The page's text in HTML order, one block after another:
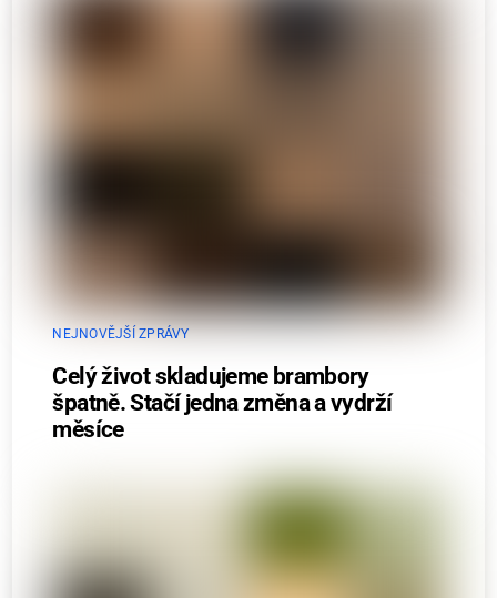
NEJNOVĚJŠÍ ZPRÁVY
Celý život skladujeme brambory
špatně. Stačí jedna změna a vydrží
měsíce